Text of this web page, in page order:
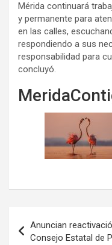
Mérida continuará
y permanente para
en las calles,
respondiendo a sus
responsabilidad para
concluyó.
de
Anuncian
Consejo Estatal de